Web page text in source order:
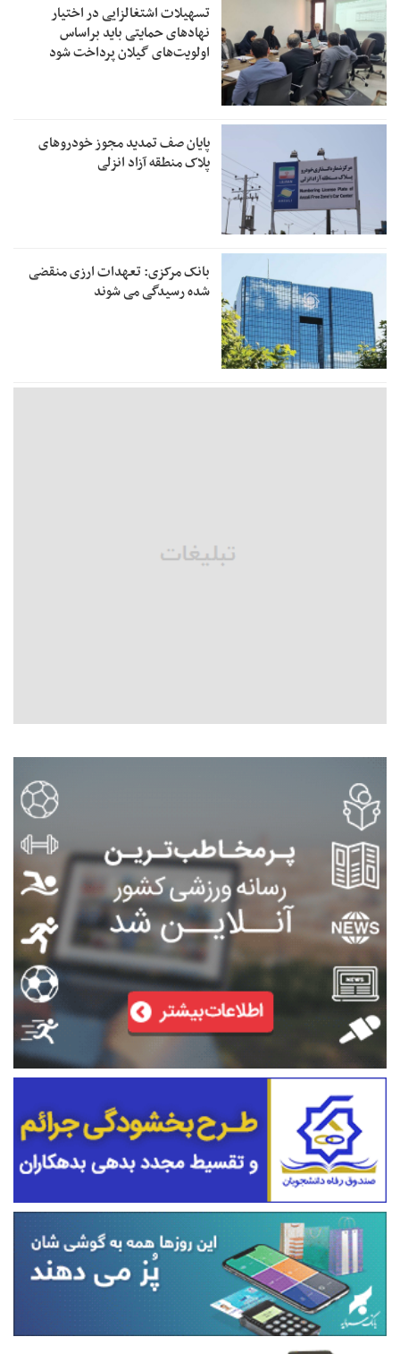
تسهیلات اشتغالزایی در اختیار
نهادهای حمایتی باید براساس
اولویت‌های گیلان پرداخت شود
پایان صف تمدید مجوز خودروهای
پلاک منطقه آزاد انزلی
بانک مرکزی: تعهدات ارزی منقضی
شده رسیدگی می شوند